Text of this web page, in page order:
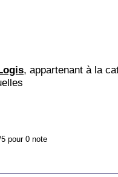
, appartenant à la
pour 0 note